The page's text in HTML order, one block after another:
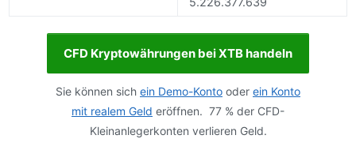
CFD Kryptowährungen bei XTB handeln
Sie können sich ein Demo-Konto oder ein Konto
mit realem Geld eröffnen. 77 % der CFD-
Kleinanlegerkonten verlieren Geld.